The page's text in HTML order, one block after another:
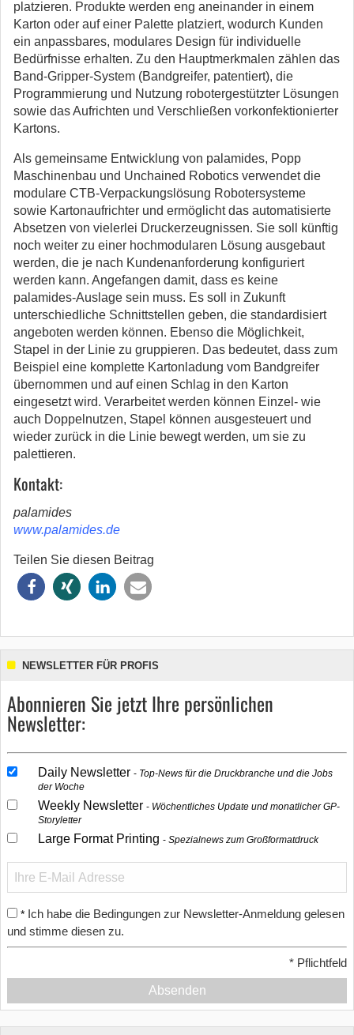
platzieren. Produkte werden eng aneinander in einem
Karton oder auf einer Palette platziert, wodurch Kunden
ein anpassbares, modulares Design für individuelle
Bedürfnisse erhalten. Zu den Hauptmerkmalen zählen das
Band-Gripper-System (Bandgreifer, patentiert), die
Programmierung und Nutzung robotergestützter Lösungen
sowie das Aufrichten und Verschließen vorkonfektionierter
Kartons.
Als gemeinsame Entwicklung von palamides, Popp
Maschinenbau und Unchained Robotics verwendet die
modulare CTB-Verpackungslösung Robotersysteme
sowie Kartonaufrichter und ermöglicht das automatisierte
Absetzen von vielerlei Druckerzeugnissen. Sie soll künftig
noch weiter zu einer hochmodularen Lösung ausgebaut
werden, die je nach Kundenanforderung konfiguriert
werden kann. Angefangen damit, dass es keine
palamides-Auslage sein muss. Es soll in Zukunft
unterschiedliche Schnittstellen geben, die standardisiert
angeboten werden können. Ebenso die Möglichkeit,
Stapel in der Linie zu gruppieren. Das bedeutet, dass zum
Beispiel eine komplette Kartonladung vom Bandgreifer
übernommen und auf einen Schlag in den Karton
eingesetzt wird. Verarbeitet werden können Einzel- wie
auch Doppelnutzen, Stapel können ausgesteuert und
wieder zurück in die Linie bewegt werden, um sie zu
palettieren.
Kontakt:
palamides
www.palamides.de
Teilen Sie diesen Beitrag
NEWSLETTER FÜR PROFIS
Abonnieren Sie jetzt Ihre persönlichen
Newsletter:
Daily Newsletter
Top-News für die Druckbranche und die Jobs
der Woche
Weekly Newsletter
Wöchentliches Update und monatlicher GP-
Storyletter
Large Format Printing Spezialnews zum Großformatdruck
* Ich habe die Bedingungen zur Newsletter-Anmeldung gelesen
und stimme diesen zu.
* Pflichtfeld
Absenden